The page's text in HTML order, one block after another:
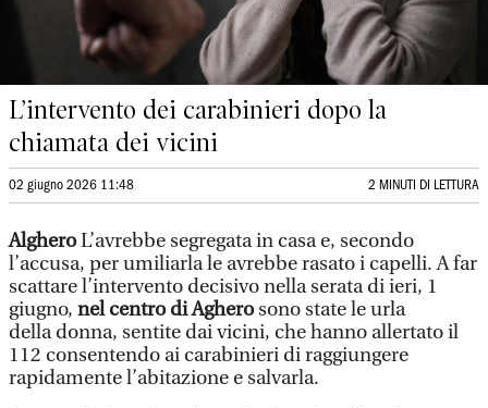
L’intervento dei carabinieri dopo la
chiamata dei vicini
02 giugno 2026 11:48 2 MINUTI DI LETTURA
AlgheroL’avrebbe segregata in casa e, secondo
l’accusa, per umiliarla le avrebbe rasato i capelli. A far
scattare l’intervento decisivo nella serata di ieri, 1
giugno, nel centro di Agherosono state le urla
della donna, sentite dai vicini, che hanno allertato il
112 consentendo ai carabinieri di raggiungere
rapidamente l’abitazione e salvarla.